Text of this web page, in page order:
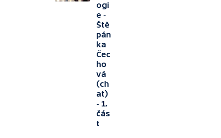
ogi
e -
Ště
pán
ka
Čec
ho
vá
(ch
at)
- 1.
čás
t